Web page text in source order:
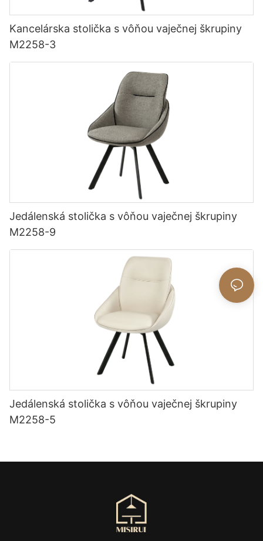
Kancelárska stolička s vôňou vaječnej škrupiny
M2258-3
Jedálenská stolička s vôňou vaječnej škrupiny
M2258-9
Jedálenská stolička s vôňou vaječnej škrupiny
M2258-5